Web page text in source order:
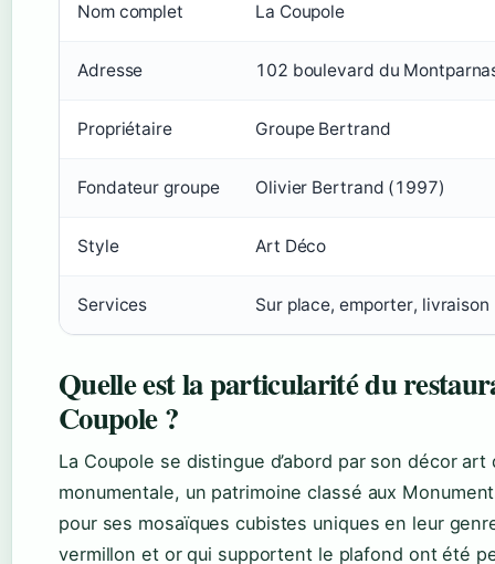
Nom complet La Coupole
Adresse 102 boulevard du
Propriétaire Groupe Bertrand
Fondateur groupe Olivier Bertrand (1997)
Style Art Déco
Services Sur place, emporter,
Quelle est la particularité du
Coupole ?
La Coupole se distingue d’abord par son décor art
monumentale, un patrimoine classé aux
pour ses mosaïques cubistes uniques en leur
vermillon et or qui supportent le plafond ont été